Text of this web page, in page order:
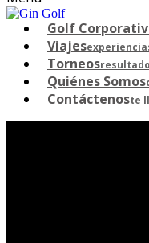
Golf
Viajes
Torneos
Quiénes Somos
Contáctenoste